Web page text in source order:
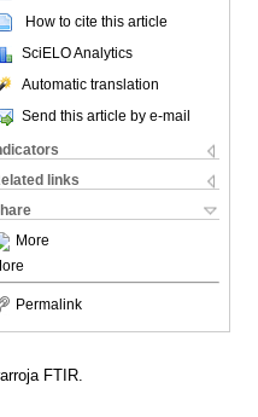
How to cite this article
SciELO Analytics
Automatic translation
Send this article by e-mail
links
More
Permalink
FTIR.